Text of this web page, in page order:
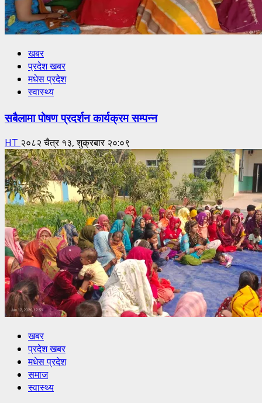
खबर
प्रदेश खबर
मधेस प्रदेश
स्वास्थ्य
सबैलामा पोषण प्रदर्शन कार्यक्रम सम्पन्न
HT २०८२ चैत्र १३, शुक्रबार २०:०९
खबर
प्रदेश खबर
मधेस प्रदेश
समाज
स्वास्थ्य